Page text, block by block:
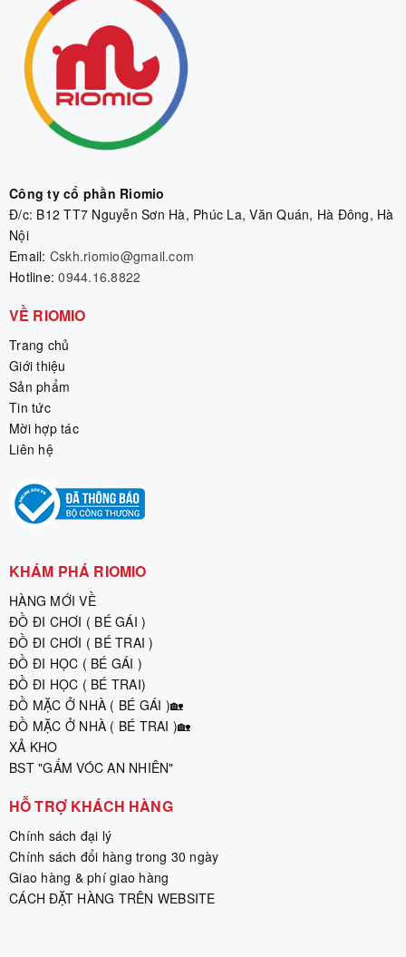
Công ty cổ phần Riomio
Đ/c: B12 TT7 Nguyễn Sơn Hà, Phúc La, Văn Quán, Hà Đông, Hà
Nội
Email: Cskh.riomio@gmail.com
Hotline:0944.16.8822
VỀ RIOMIO
Trang chủ
Giới thiệu
Sản phẩm
Tin tức
Mời hợp tác
Liên hệ
KHÁM PHÁ RIOMIO
HÀNG MỚI VỀ
ĐỒ ĐI CHƠI ( BÉ GÁI )
ĐỒ ĐI CHƠI ( BÉ TRAI )
ĐỒ ĐI HỌC ( BÉ GÁI )
ĐỒ ĐI HỌC ( BÉ TRAI)
ĐỒ MẶC Ở NHÀ ( BÉ GÁI )🏡
ĐỒ MẶC Ở NHÀ ( BÉ TRAI )🏡
XẢ KHO
BST "GẤM VÓC AN NHIÊN"
HỖ TRỢ KHÁCH HÀNG
Chính sách đại lý
Chính sách đổi hàng trong 30 ngày
Giao hàng & phí giao hàng
CÁCH ĐẶT HÀNG TRÊN WEBSITE